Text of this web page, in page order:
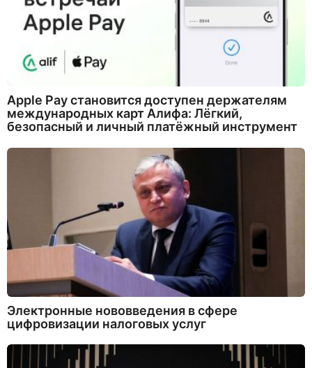
Apple Pay становится доступен держателям
международных карт Алифа: Лёгкий,
безопасный и личный платёжный инструмент
Электронные нововведения в сфере
цифровизации налоговых услуг